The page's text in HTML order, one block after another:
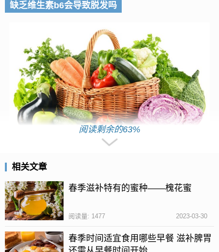
缺乏维生素b6会导致脱发吗
维生素b6可以活化身体中的各种酶类物质，所以对于
人体的吸收和免疫系统有一定的影响，而且维生素b6
可以抑制身体中皮脂的分泌，所以对于掉头发是有一
定的影响的，但是缺乏维生素b6并不是导致掉头发的
因为生活中掉头发的原因是有很多的，它和情绪、压
阅读剩余的63%
相关文章
春季滋补特有的蜜种——槐花蜜
2023-03-30
阅读量: 1477
春季时间适宜食用哪些早餐 滋补脾胃